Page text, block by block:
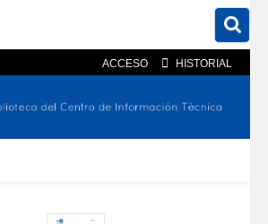
ACCESO HISTORIAL
En el catálogo En el sitio